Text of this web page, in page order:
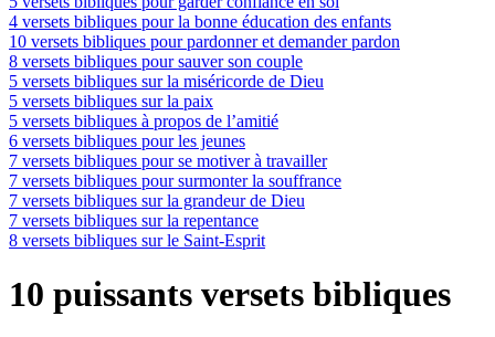
4 versets bibliques pour la bonne éducation des enfants
10 versets bibliques pour pardonner et demander pardon
8 versets bibliques pour sauver son couple
5 versets bibliques sur la miséricorde de Dieu
5 versets bibliques sur la paix
5 versets bibliques à propos de l’amitié
6 versets bibliques pour les jeunes
7 versets bibliques pour se motiver à travailler
7 versets bibliques pour surmonter la souffrance
7 versets bibliques sur la grandeur de Dieu
7 versets bibliques sur la repentance
8 versets bibliques sur le Saint-Esprit
10 puissants versets bibliques